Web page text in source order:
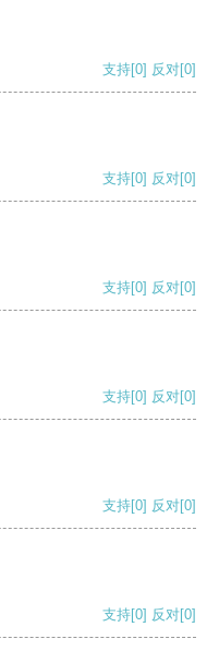
支持[0] 反对[0]
支持[0] 反对[0]
支持[0] 反对[0]
支持[0] 反对[0]
支持[0] 反对[0]
支持[0] 反对[0]